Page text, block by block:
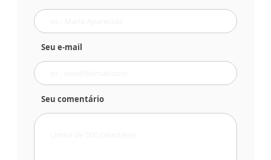
Seu e-mail
Seu comentário